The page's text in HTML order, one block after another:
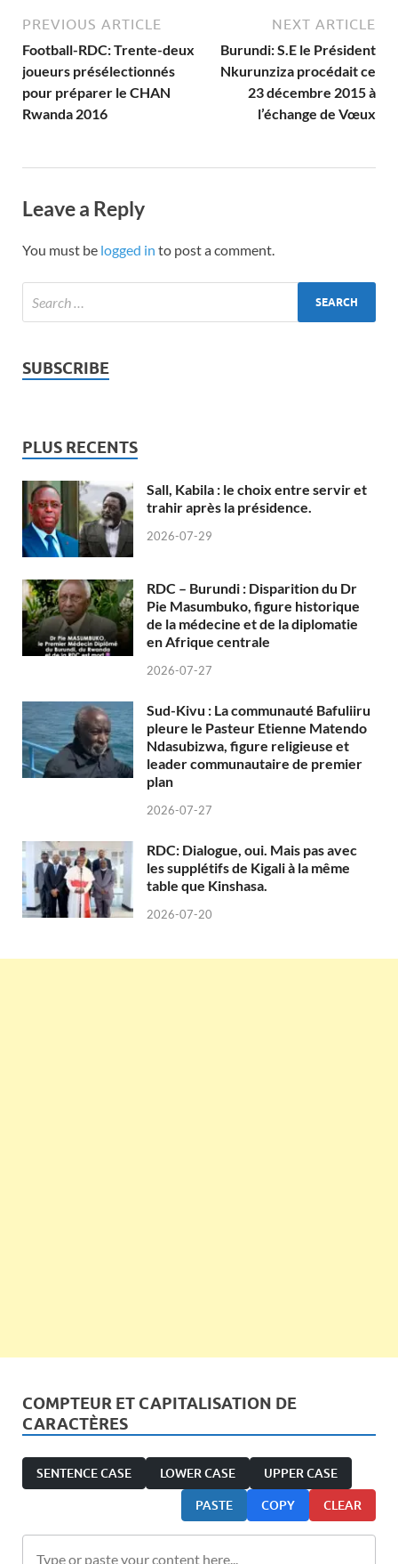
PREVIOUS ARTICLE
Football-RDC: Trente-deux
joueurs présélectionnés
pour préparer le CHAN
Rwanda 2016
NEXT ARTICLE
Burundi: S.E le Président
Nkurunziza procédait ce
23 décembre 2015 à
l’échange de Vœux
Leave a Reply
You must be logged in to post a comment.
SUBSCRIBE
PLUS RECENTS
Sall, Kabila : le choix entre servir et
trahir après la présidence.
2026-07-29
RDC – Burundi : Disparition du Dr
Pie Masumbuko, figure historique
de la médecine et de la diplomatie
en Afrique centrale
2026-07-27
Sud-Kivu : La communauté Bafuliiru
pleure le Pasteur Etienne Matendo
Ndasubizwa, figure religieuse et
leader communautaire de premier
plan
2026-07-27
RDC: Dialogue, oui. Mais pas avec
les supplétifs de Kigali à la même
table que Kinshasa.
2026-07-20
COMPTEUR ET CAPITALISATION DE
CARACTÈRES
SENTENCE CASE LOWER CASE UPPER CASE
PASTE COPY CLEAR